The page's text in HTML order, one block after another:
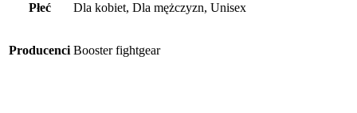
Płeć Dla kobiet, Dla mężczyzn, Unisex
Producenci Booster fightgear